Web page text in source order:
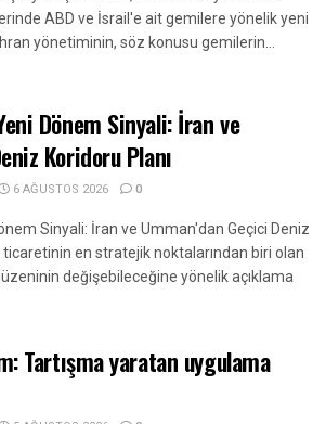
ABD ve İsrail'e ait gemilere yönelik yeni
yönetiminin, söz konusu gemilerin...
Dönem Sinyali: İran ve
Koridoru Planı
6 AĞUSTOS 2026 0
Sinyali: İran ve Umman'dan Geçici Deniz
ticaretinin en stratejik noktalarından biri olan
değişebileceğine yönelik açıklama
Tartışma yaratan uygulama